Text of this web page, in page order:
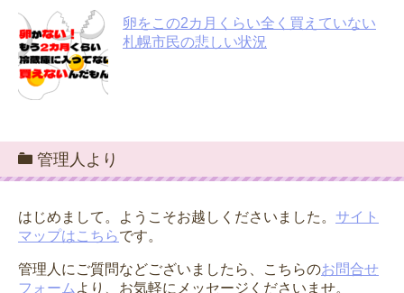
卵をこの2カ月くらい全く買えていない
札幌市民の悲しい状況
管理人より
はじめまして。ようこそお越しくださいました。 サイト
マップはこちらです。
管理人にご質問などございましたら、こちらのお問合せ
フォーム より、お気軽にメッセージくださいませ。